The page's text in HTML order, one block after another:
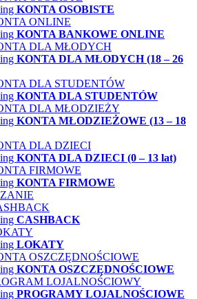
KONTA OSOBISTE
KONTA BANKOWE ONLINE
KONTA DLA MŁODYCH (18 – 26
KONTA DLA STUDENTÓW
KONTA MŁODZIEŻOWE (13 – 18
KONTA DLA DZIECI (0 – 13 lat)
KONTA FIRMOWE
CASHBACK
LOKATY
KONTA OSZCZĘDNOŚCIOWE
PROGRAMY LOJALNOŚCIOWE